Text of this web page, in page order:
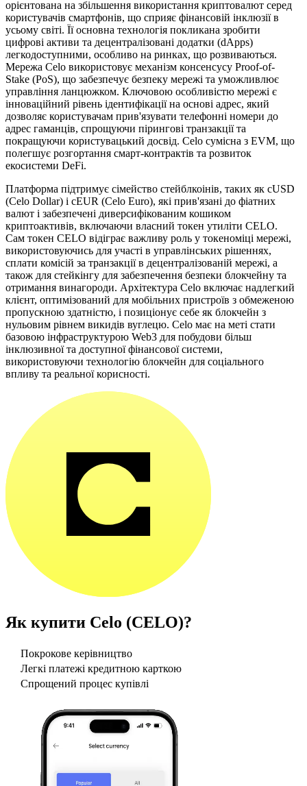
орієнтована на збільшення використання криптовалют серед
користувачів смартфонів, що сприяє фінансовій інклюзії в
усьому світі. Її основна технологія покликана зробити
цифрові активи та децентралізовані додатки (dApps)
легкодоступними, особливо на ринках, що розвиваються.
Мережа Celo використовує механізм консенсусу Proof-of-
Stake (PoS), що забезпечує безпеку мережі та уможливлює
управління ланцюжком. Ключовою особливістю мережі є
інноваційний рівень ідентифікації на основі адрес, який
дозволяє користувачам прив'язувати телефонні номери до
адрес гаманців, спрощуючи пірингові транзакції та
покращуючи користувацький досвід. Celo сумісна з EVM, що
полегшує розгортання смарт-контрактів та розвиток
екосистеми DeFi.
Платформа підтримує сімейство стейблкоінів, таких як cUSD
(Celo Dollar) і cEUR (Celo Euro), які прив'язані до фіатних
валют і забезпечені диверсифікованим кошиком
криптоактивів, включаючи власний токен утиліти CELO.
Сам токен CELO відіграє важливу роль у токеноміці мережі,
використовуючись для участі в управлінських рішеннях,
сплати комісій за транзакції в децентралізованій мережі, а
також для стейкінгу для забезпечення безпеки блокчейну та
отримання винагороди. Архітектура Celo включає надлегкий
клієнт, оптимізований для мобільних пристроїв з обмеженою
пропускною здатністю, і позиціонує себе як блокчейн з
нульовим рівнем викидів вуглецю. Celo має на меті стати
базовою інфраструктурою Web3 для побудови більш
інклюзивної та доступної фінансової системи,
використовуючи технологію блокчейн для соціального
впливу та реальної корисності.
Як купити Celo (CELO)?
Покрокове керівництво
Легкі платежі кредитною карткою
Спрощений процес купівлі